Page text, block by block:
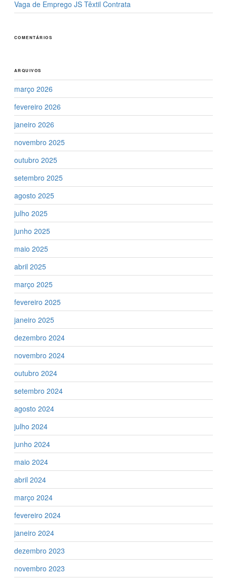
Vaga de Emprego JS Têxtil Contrata
COMENTÁRIOS
ARQUIVOS
março 2026
fevereiro 2026
janeiro 2026
novembro 2025
outubro 2025
setembro 2025
agosto 2025
julho 2025
junho 2025
maio 2025
abril 2025
março 2025
fevereiro 2025
janeiro 2025
dezembro 2024
novembro 2024
outubro 2024
setembro 2024
agosto 2024
julho 2024
junho 2024
maio 2024
abril 2024
março 2024
fevereiro 2024
janeiro 2024
dezembro 2023
novembro 2023